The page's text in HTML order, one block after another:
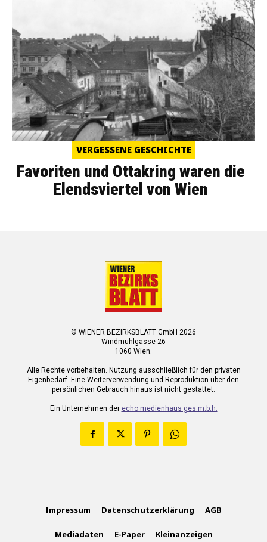
VERGESSENE GESCHICHTE
Favoriten und Ottakring waren die
Elendsviertel von Wien
© WIENER BEZIRKSBLATT GmbH 2026
Windmühlgasse 26
1060 Wien.
Alle Rechte vorbehalten. Nutzung ausschließlich für den privaten
Eigenbedarf. Eine Weiterverwendung und Reproduktion über den
persönlichen Gebrauch hinaus ist nicht gestattet.
Ein Unternehmen der echo medienhaus ges.m.b.h.
Impressum Datenschutzerklärung AGB
Mediadaten E-Paper Kleinanzeigen